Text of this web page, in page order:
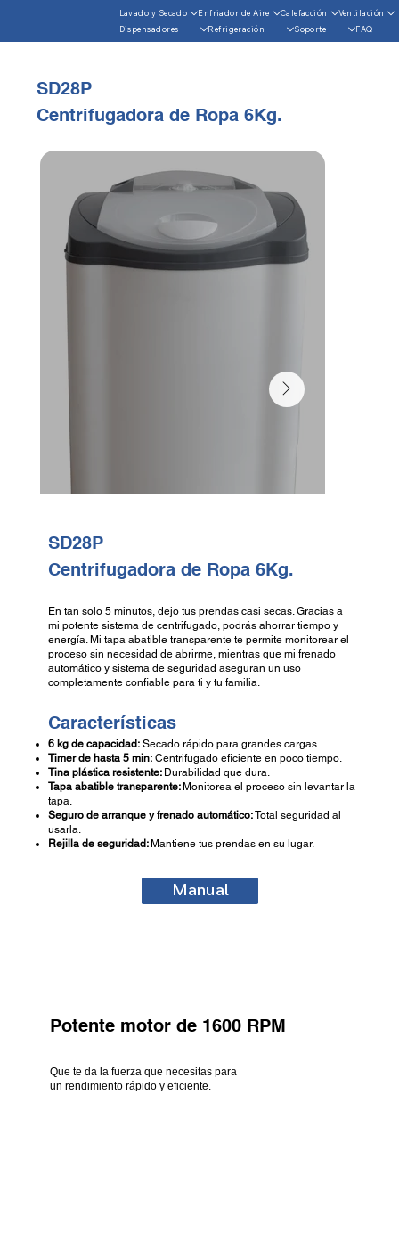
Lavado y Secado Enfriador de Aire Calefacción
Ventilación
Dispensadores
Refrigeración Soporte FAQ
Potente motor de 1600 RPM
Que te da la fuerza que necesitas para
un rendimiento rápido y eficiente.
SD28P
Centrifugadora de Ropa 6Kg.
SD28P
Centrifugadora de Ropa 6Kg.
En tan solo 5 minutos, dejo tus prendas casi secas. Gracias a
mi potente sistema de centrifugado, podrás ahorrar tiempo y
energía. Mi tapa abatible transparente te permite monitorear el
proceso sin necesidad de abrirme, mientras que mi frenado
automático y sistema de seguridad aseguran un uso
completamente confiable para ti y tu familia.
Características
6 kg de capacidad: Secado rápido para grandes cargas.
Timer de hasta 5 min: Centrifugado eficiente en poco tiempo.
Tina plástica resistente: Durabilidad que dura.
Tapa abatible transparente:Monitorea el proceso sin levantar la
tapa.
Seguro de arranque y frenado automático:Total seguridad al
usarla.
Rejilla de seguridad:Mantiene tus prendas en su lugar.
Manual